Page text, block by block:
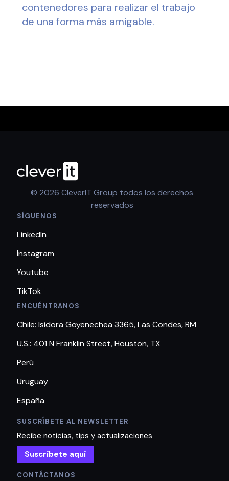
contenedores para realizar el trabajo
de una forma más amigable.
© 2026 CleverIT Group todos los derechos
reservados
SÍGUENOS
LinkedIn
Instagram
Youtube
TikTok
ENCUÉNTRANOS
Chile: Isidora Goyenechea 3365, Las Condes, RM
U.S.: 401 N Franklin Street, Houston, TX
Perú
Uruguay
España
SUSCRÍBETE AL NEWSLETTER
Recibe noticias, tips y actualizaciones
Suscríbete aquí
CONTÁCTANOS